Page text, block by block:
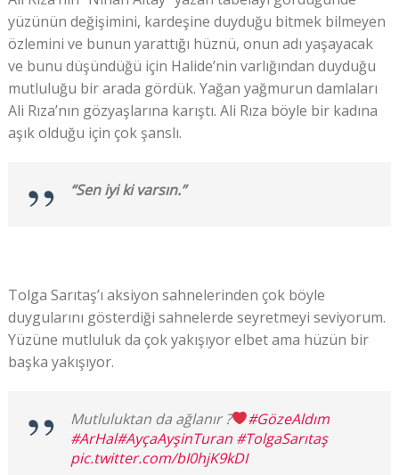
yüzünün değişimini, kardeşine duyduğu bitmek bilmeyen
özlemini ve bunun yarattığı hüznü, onun adı yaşayacak
ve bunu düşündüğü için Halide’nin varlığından duyduğu
mutluluğu bir arada gördük. Yağan yağmurun damlaları
Ali Rıza’nın gözyaşlarına karıştı. Ali Rıza böyle bir kadına
aşık olduğu için çok şanslı.
“Sen iyi ki varsın.”
Tolga Sarıtaş’ı aksiyon sahnelerinden çok böyle
duygularını gösterdiği sahnelerde seyretmeyi seviyorum.
Yüzüne mutluluk da çok yakışıyor elbet ama hüzün bir
başka yakışıyor.
Mutluluktan da ağlanır ?
#GözeAldım
#ArHal#AyçaAyşinTuran #TolgaSarıtaş
pic.twitter.com/bI0hjK9kDI